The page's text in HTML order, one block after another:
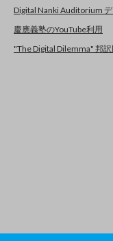
Digital Nanki Auditorium
慶應義塾のYouTube利用
"The Digital Dilemma" 邦訳